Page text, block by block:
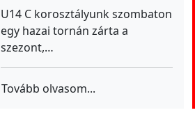
U14 C korosztályunk szombaton
egy hazai tornán zárta a
szezont,…
Tovább olvasom...